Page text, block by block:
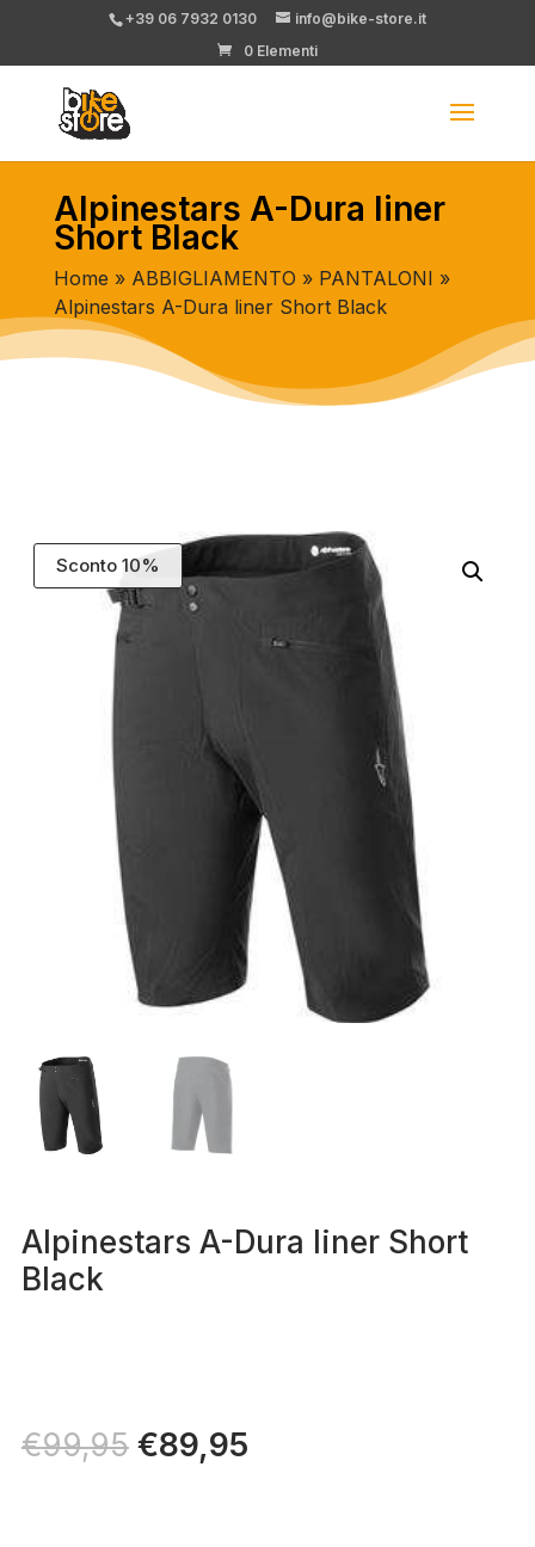
+39 06 7932 0130
info@bike-store.it
0 Elementi
Alpinestars A-Dura liner
Short Black
Home » ABBIGLIAMENTO » PANTALONI »
Alpinestars A-Dura liner Short Black
Sconto 10%
Alpinestars A-Dura liner Short
Black
€99,95 Il
prezzo
€89,95Il